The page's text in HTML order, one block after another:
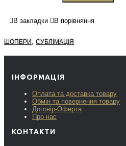
В закладки В порівняння
ШОПЕРИ СУБЛІМАЦІЯ
ІНФОРМАЦІЯ
Оплата та доставка товару
Обмін та повернення товару
Договір-Оферта
Про нас
КОНТАКТИ